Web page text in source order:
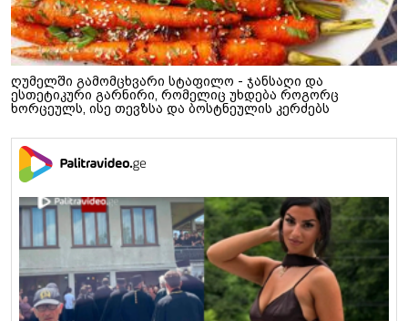
ღუმელში გამომცხვარი სტაფილო - ჯანსაღი და
ესთეტიკური გარნირი, რომელიც უხდება როგორც
ხორცეულს, ისე თევზსა და ბოსტნეულის კერძებს